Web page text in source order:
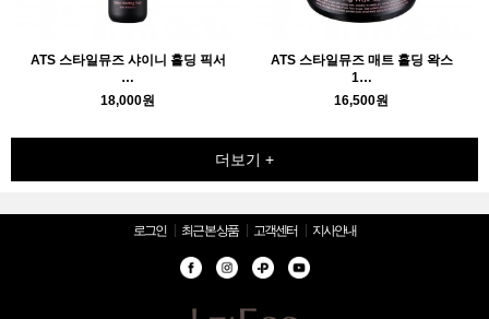
ATS 스타일뮤즈 샤이니 홀딩 픽서
…
18,000원
ATS 스타일뮤즈 매트 홀딩 왁스
1…
16,500원
더보기 +
로그인 최근 본 상품 고객센터 지사안내